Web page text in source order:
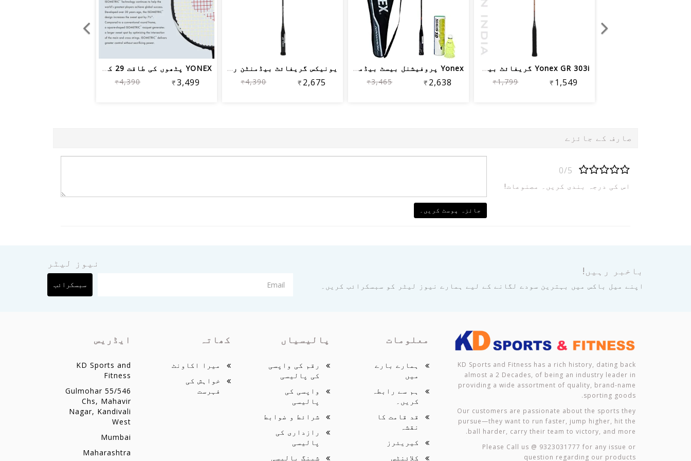
Yonex GR 303i گریفائٹ بیڈمنٹن ریکیٹ م...
₹1,549
₹1,799
Yonex پروفیشنل بیسٹ بیڈمنٹن کومبو (نا...
₹2,638
₹3,465
یونیکس گریفائٹ بیڈمنٹن ریکٹ پٹھوں کی ...
₹2,675
₹4,390
YONEX پٹھوں کی طاقت 29 کاربن گریفائٹ ...
₹3,499
₹4,390
صارف کے جائزے
0/5
اس کی درجہ بندی کریں۔ مصنوعات!
جائزہ پوسٹ کریں۔
باخبر رہیں!
اپنے میل باکس میں بہترین سودے لگانے کے لیے ہمارے نیوز لیٹر کو سبسکرائب کریں۔
نیوز لیٹر
سبسکرائب
KD Sports and Fitness has a rich history, dating back
almost a 2 Decades, of being an industry leader in
providing a wide assortment of quality, brand-name
sporting goods.
Our customers are passionate about the sports they
pursue—they want to run faster, jump higher, hit the
ball harder, carry their team to victory, and more.
Please Call us @ 9323031777 for any issue or
question regarding our products
معلومات
ہمارے بارے
میں
ہم سے رابطہ
کریں۔
قد قامت کا
نقشہ
کیریئرز
کلائنٹس
پالیسیاں
رقم کی واپسی
کی پالیسی
واپسی کی
پالیسی
شرائط و ضوابط
رازداری کی
پالیسی
شپنگ پالیسی
کھاتہ
میرا اکاونٹ
خواہش کی
فہرست
ایڈریس
KD Sports and
Fitness
55/546 Gulmohar
Chs, Mahavir
Nagar, Kandivali
West
Mumbai
Maharashtra